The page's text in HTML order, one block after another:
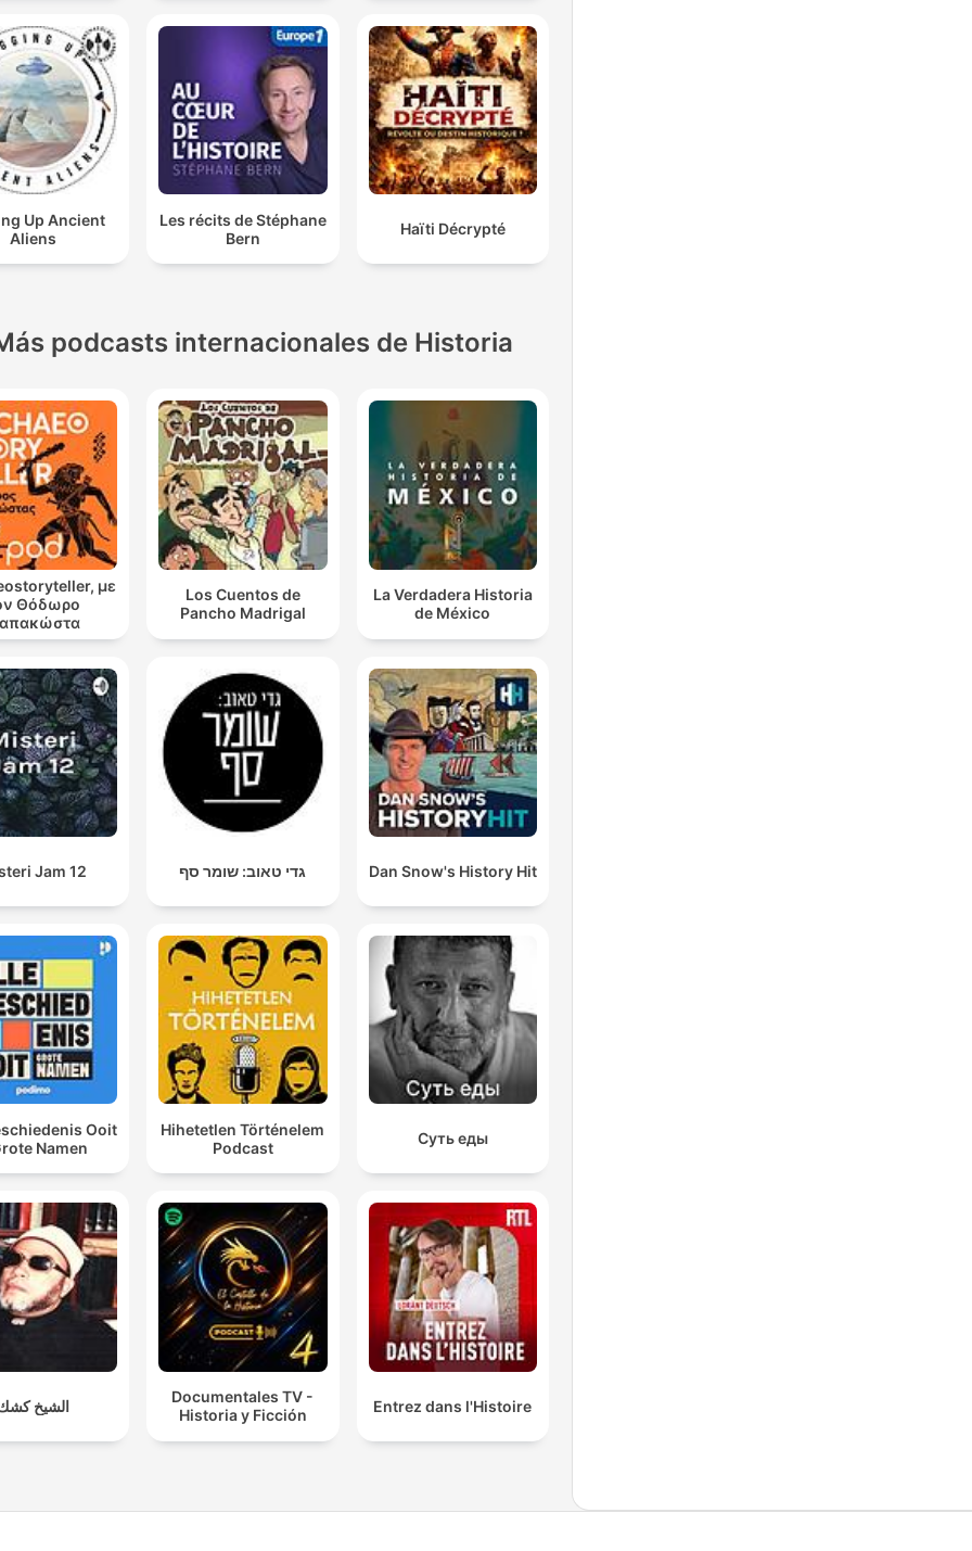
Up Ancient
Aliens
Les récits de Stéphane
Bern
Haïti Décrypté
podcasts internacionales de Historia
με
Θόδωρο
Los Cuentos de
Pancho Madrigal
La Verdadera Historia
de México
Jam 12 גדי טאוב: שומר סף Dan Snow's History Hit
Ooit
Namen
Hihetetlen Történelem
Podcast
Суть еды
الشيخ
Documentales TV -
Historia y Ficción
Entrez dans l'Histoire